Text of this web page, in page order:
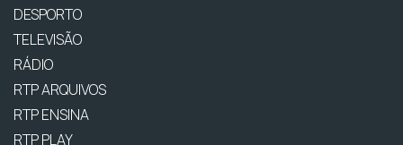
DESPORTO
TELEVISÃO
RÁDIO
RTP ARQUIVOS
RTP ENSINA
RTP PLAY